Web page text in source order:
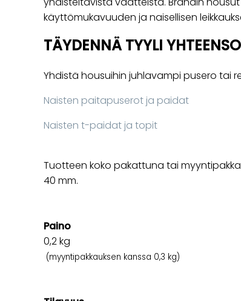
käyttömukavuuden ja naisellisen
TÄYDENNÄ TYYLI
Yhdistä housuihin juhlavampi pusero tai
Naisten paitapuserot ja paidat
Naisten t-paidat ja topit
Tuotteen koko pakattuna tai
40 mm.
Paino
0,2kg
(myyntipakkauksen kanssa 0,3 kg)